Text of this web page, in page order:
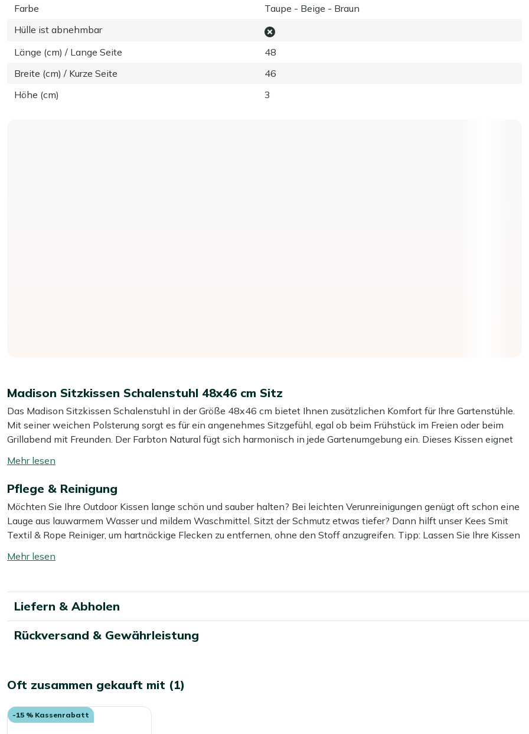
Farbe
Taupe - Beige - Braun
Hülle ist abnehmbar
Länge (cm) / Lange Seite
48
Breite (cm) / Kurze Seite
46
Höhe (cm)
3
Madison Sitzkissen Schalenstuhl 48x46 cm Sitz
Das Madison Sitzkissen Schalenstuhl in der Größe 48x46 cm bietet Ihnen zusätzlichen Komfort für Ihre Gartenstühle.
Mit seiner weichen Polsterung sorgt es für ein angenehmes Sitzgefühl, egal ob beim Frühstück im Freien oder beim
Grillabend mit Freunden. Der Farbton Natural fügt sich harmonisch in jede Gartenumgebung ein. Dieses Kissen eignet
Bezug nicht abnehmbar ist, was die Pflege vereinfacht.
Mehr ansehen Outdoor Kissen
Mehr ansehen Sitzkissen Outdoor
umschalten
Pflege & Reinigung
Möchten Sie Ihre Outdoor Kissen lange schön und sauber halten? Bei leichten Verunreinigungen genügt oft schon eine
Lauge aus lauwarmem Wasser und mildem Waschmittel. Sitzt der Schmutz etwas tiefer? Dann hilft unser Kees Smit
Textil & Rope Reiniger, um hartnäckige Flecken zu entfernen, ohne den Stoff anzugreifen. Tipp: Lassen Sie Ihre Kissen
Smit Textil & Rope Versiegler aufzutragen. Dieser wirkt wasser- und schmutzabweisend, sodass Ihre Outdoor Kissen
gut geschützt sind – das erspart Ihnen viel Reinigungsarbeit!
Können meine Outdoor Kissen das ganze Jahr über draußen bleiben?
Kissen in den Herbst- und Wintermonaten im Innenbereich oder bewahren Sie sie in einer wasserdichten Gartenbox
Liefern & Abholen
Rückversand & Gewährleistung
Oft zusammen gekauft mit (1)
-15 % Kassenrabatt